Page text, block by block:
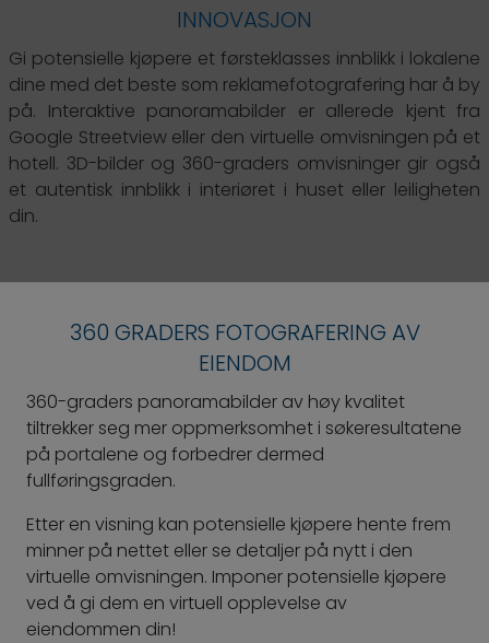
INNOVASJON
Gi potensielle kjøpere et førsteklasses innblikk i lokalene
dine med det beste som reklamefotografering har å by
på. Interaktive panoramabilder er allerede kjent fra
Google Streetview eller den virtuelle omvisningen på et
hotell. 3D-bilder og 360-graders omvisninger gir også
et autentisk innblikk i interiøret i huset eller leiligheten
din.
360 GRADERS FOTOGRAFERING AV
EIENDOM
360-graders panoramabilder av høy kvalitet
tiltrekker seg mer oppmerksomhet i søkeresultatene
på portalene og forbedrer dermed
fullføringsgraden.
Etter en visning kan potensielle kjøpere hente frem
minner på nettet eller se detaljer på nytt i den
virtuelle omvisningen. Imponer potensielle kjøpere
ved å gi dem en virtuell opplevelse av
eiendommen din!